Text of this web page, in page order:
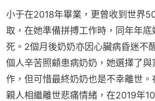
小于在2018年畢業，更曾收到世界
取，在她準備拼搏工作時，同年年
死。2個月後奶奶亦因心臟病昏迷不
個人辛苦照顧患病奶奶，她選擇了與
作，但可惜最終奶奶也是不幸離世。
親人相繼離世悲痛情緒，在2019年